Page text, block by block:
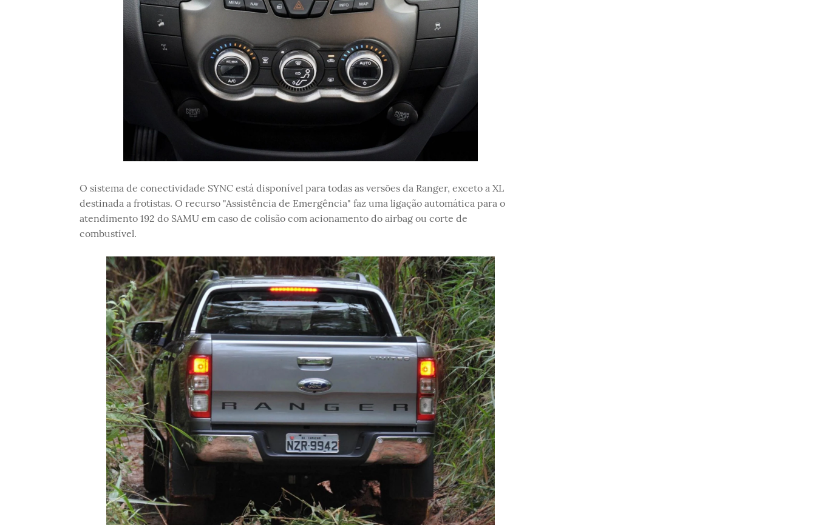
O sistema de conectividade SYNC está disponível para todas as versões da Ranger, exceto a XL
destinada a frotistas. O recurso "Assistência de Emergência" faz uma ligação automática para o
atendimento 192 do SAMU em caso de colisão com acionamento do airbag ou corte de
combustível.